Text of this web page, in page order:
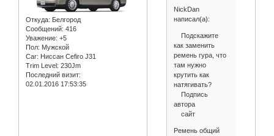
Откуда: Белгород
Сообщений: 416
Уважение: +5
Пол: Мужской
Car: Ниссан Cefiro J31
Trim Level: 230Jm
Последний визит:
02.01.2016 17:53:35
NickDan
написал(а):
Подскажите
как заменить
ремень гура, что
там нужно
крутить как
натягивать?
Подпись
автора
сайт
Ремень общий